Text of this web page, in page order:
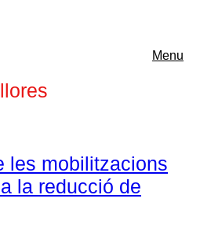
Menu
les mobilitzacions
la reducció de